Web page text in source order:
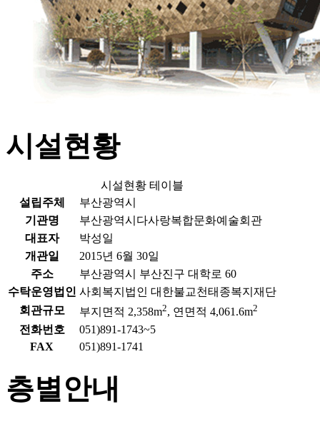
시설현황
시설현황 테이블
설립주체
부산광역시
기관명
부산광역시다사랑복합문화예술회관
대표자
박성일
개관일
2015년 6월 30일
주소
부산광역시 부산진구 대학로 60
수탁운영법인 사회복지법인 대한불교천태종복지재단
회관규모
부지면적 2,358m2, 연면적 4,061.6m2
전화번호
051)891-1743~5
FAX
051)891-1741
층별안내